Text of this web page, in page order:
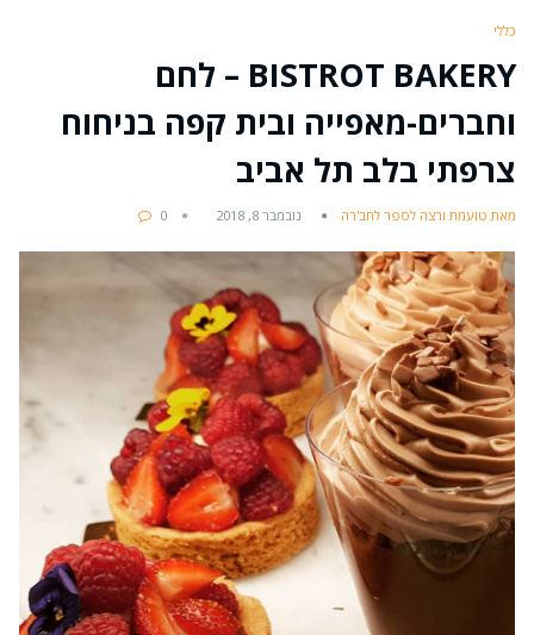
כללי
BISTROT BAKERY – לחם
וחברים-מאפייה ובית קפה בניחוח
צרפתי בלב תל אביב
מאת טועמת ורצה לספר לחב'רה נובמבר 8, 2018 0